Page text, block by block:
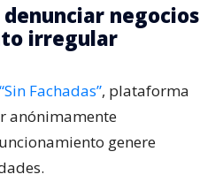
negocios
irregular
“Sin Fachadas”, plataforma
anónimamente
genere